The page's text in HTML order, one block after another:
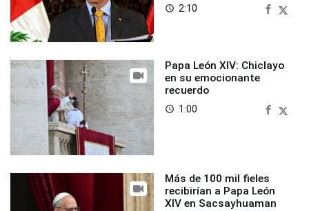
access_time 2:10
Papa León XIV: Chiclayo
en su emocionante
recuerdo
access_time 1:00
Más de 100 mil fieles
recibirían a Papa León
XIV en Sacsayhuaman